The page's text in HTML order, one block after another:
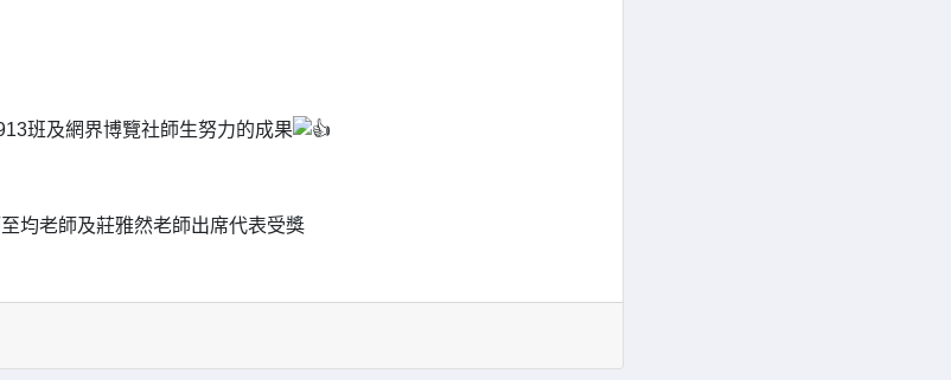
班及網界博覽社師生努力的成果
均老師及莊雅然老師出席代表受獎